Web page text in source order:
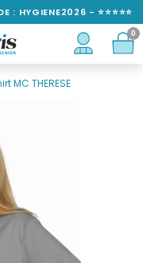
MC THERESE
: HYGIENE2026 - ⭐⭐⭐⭐⭐
0